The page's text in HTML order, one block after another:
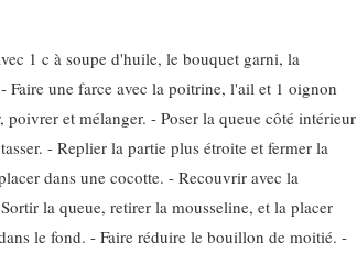
1 c à soupe d'huile, le bouquet garni, la
Faire une farce avec la poitrine, l'ail et 1 oignon
et mélanger. - Poser la queue côté intérieur
- Replier la partie plus étroite et fermer la
dans une cocotte. - Recouvrir avec la
la queue, retirer la mousseline, et la placer
le fond. - Faire réduire le bouillon de moitié. -